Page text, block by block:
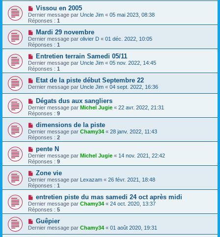
Vissou en 2005
Dernier message par Uncle Jim « 05 mai 2023, 08:38
Réponses : 1
Mardi 29 novembre
Dernier message par olivier D « 01 déc. 2022, 10:05
Réponses : 1
Entretien terrain Samedi 05/11
Dernier message par Uncle Jim « 05 nov. 2022, 14:45
Réponses : 1
Etat de la piste début Septembre 22
Dernier message par Uncle Jim « 04 sept. 2022, 16:36
Dégats dus aux sangliers
Dernier message par Michel Jugie « 22 avr. 2022, 21:31
Réponses : 9
dimensions de la piste
Dernier message par Chamy34 « 28 janv. 2022, 11:43
Réponses : 2
pente N
Dernier message par Michel Jugie « 14 nov. 2021, 22:42
Réponses : 9
Zone vie
Dernier message par Lexazam « 26 févr. 2021, 18:48
Réponses : 1
entretien piste du mas samedi 24 oct après midi
Dernier message par Chamy34 « 24 oct. 2020, 13:37
Réponses : 5
Guêpier
Dernier message par Chamy34 « 01 août 2020, 19:31